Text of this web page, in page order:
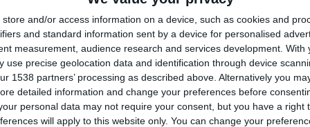
store and/or access information on a device, such as cookies and
and standard information sent by a device for personalised
measurement, audience research and services development. With
use precise geolocation data and identification through device
1538 partners’ processing as described above. Alternatively you
detailed information and change your preferences before
personal data may not require your consent, but you have a right
will apply to this website only. You can change your